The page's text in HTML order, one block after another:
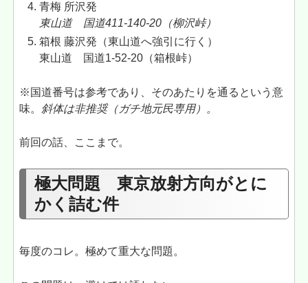
青梅 所沢発
東山道 国道411-140-20（柳沢峠）
箱根 藤沢発（東山道へ強引に行く）
東山道 国道1-52-20（箱根峠）
※国道番号は参考であり、そのあたりを通るという意
味。 斜体は非推奨（ガチ地元民専用）。
前回の話、ここまで。
極大問題 東京放射方向がとに
かく詰む件
毎度のコレ。極めて重大な問題。